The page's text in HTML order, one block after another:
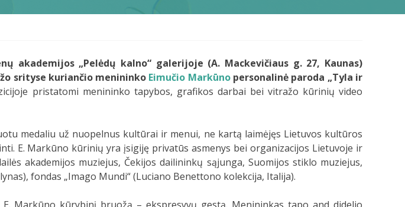
akademijos „Pelėdų kalno“ galerijoje (A. Mackevičiaus g. 27, Kaunas)
srityse kuriančio menininko Eimučio Markūnopersonalinė paroda „Tyla ir
pristatomi menininko tapybos, grafikos darbai bei vitražo kūrinių video
medaliu už nuopelnus kultūrai ir menui, ne kartą laimėjęs Lietuvos kultūros
E. Markūno kūrinių yra įsigiję privatūs asmenys bei organizacijos Lietuvoje ir
akademijos muziejus, Čekijos dailininkų sąjunga, Suomijos stiklo muziejus,
fondas „Imago Mundi“ (Luciano Benettono kolekcija, Italija).